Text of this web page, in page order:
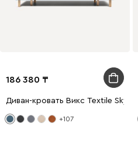
186 380
Диван-кровать Викс Textile Sky
+107